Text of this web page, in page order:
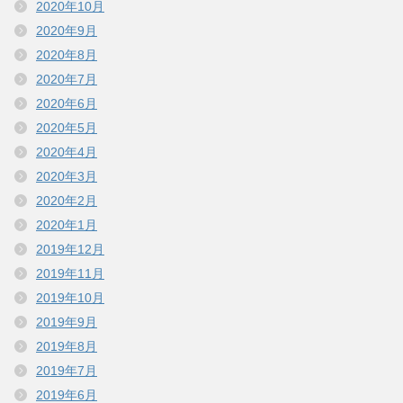
2020年10月
2020年9月
2020年8月
2020年7月
2020年6月
2020年5月
2020年4月
2020年3月
2020年2月
2020年1月
2019年12月
2019年11月
2019年10月
2019年9月
2019年8月
2019年7月
2019年6月